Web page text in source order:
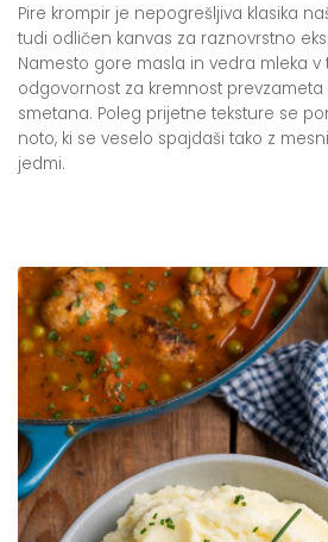
Pire krompir je nepogrešljiva klasika
tudi odličen kanvas za raznovrstno
Namesto gore masla in vedra mleka v
odgovornost za kremnost prevzameta
smetana. Poleg prijetne teksture se
noto, ki se veselo spajdaši tako z
jedmi.